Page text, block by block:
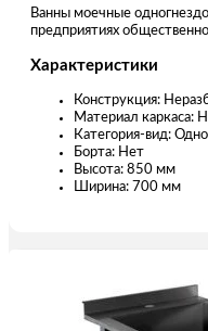
Ванны моечные
предприятиях
Характеристики
Конструкция:
Материал каркаса:
Категория-вид:
Борта: Нет
Высота: 850 мм
Ширина: 700 мм